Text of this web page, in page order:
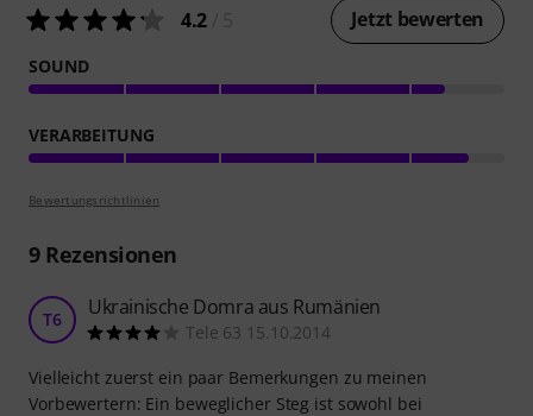
4.2 Jetzt bewerten
SOUND
VERARBEITUNG
Bewertungsrichtlinien
9Rezensionen
T6 Ukrainische Domra aus Rumänien
Tele 63 15.10.2014
Vielleicht zuerst ein paar Bemerkungen zu meinen
Vorbewertern: Ein beweglicher Steg ist sowohl bei